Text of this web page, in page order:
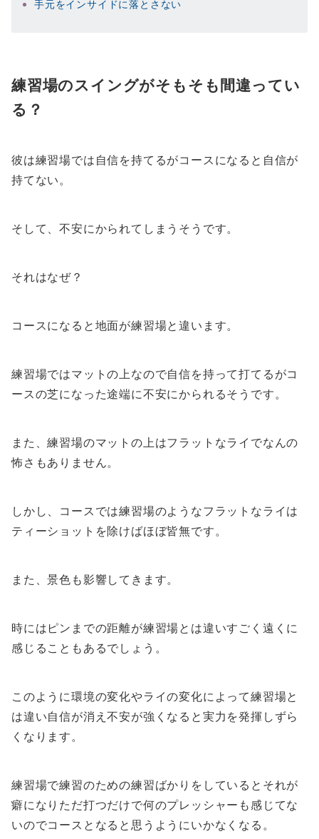
手元をインサイドに落とさない
練習場のスイングがそもそも間違ってい
る？
彼は練習場では自信を持てるがコースになると自信が
持てない。
そして、不安にかられてしまうそうです。
それはなぜ？
コースになると地面が練習場と違います。
練習場ではマットの上なので自信を持って打てるがコ
ースの芝になった途端に不安にかられるそうです。
また、練習場のマットの上はフラットなライでなんの
怖さもありません。
しかし、コースでは練習場のようなフラットなライは
ティーショットを除けばほぼ皆無です。
また、景色も影響してきます。
時にはピンまでの距離が練習場とは違いすごく遠くに
感じることもあるでしょう。
このように環境の変化やライの変化によって練習場と
は違い自信が消え不安が強くなると実力を発揮しずら
くなります。
練習場で練習のための練習ばかりをしているとそれが
癖になりただ打つだけで何のプレッシャーも感じてな
いのでコースとなると思うようにいかなくなる。